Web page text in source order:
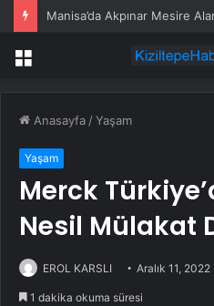
Manisa’da Akpınar Mesire
Menü
Anasayfa /Yaşam
Yaşam
Merck
Nesil Mülakat
EROL KARSLI Aralık 11, 2022
1 dakika okuma süresi